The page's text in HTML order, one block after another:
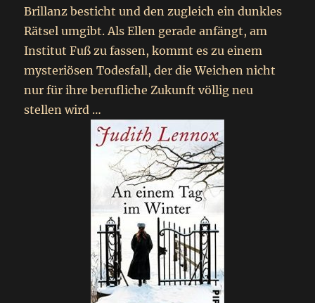
Brillanz besticht und den zugleich ein dunkles
Rätsel umgibt. Als Ellen gerade anfängt, am
Institut Fuß zu fassen, kommt es zu einem
mysteriösen Todesfall, der die Weichen nicht
nur für ihre berufliche Zukunft völlig neu
stellen wird …